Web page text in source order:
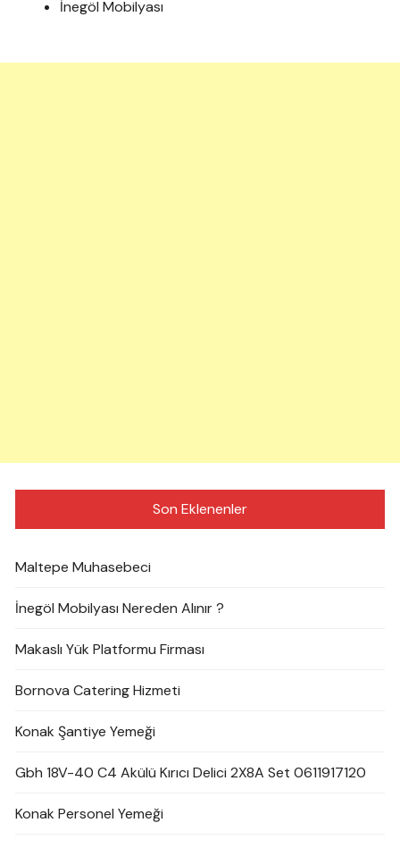
İnegöl Mobilyası
Son Eklenenler
Maltepe Muhasebeci
İnegöl Mobilyası Nereden Alınır ?
Makaslı Yük Platformu Firması
Bornova Catering Hizmeti
Konak Şantiye Yemeği
Gbh 18V-40 C4 Akülü Kırıcı Delici 2X8A Set 0611917120
Konak Personel Yemeği